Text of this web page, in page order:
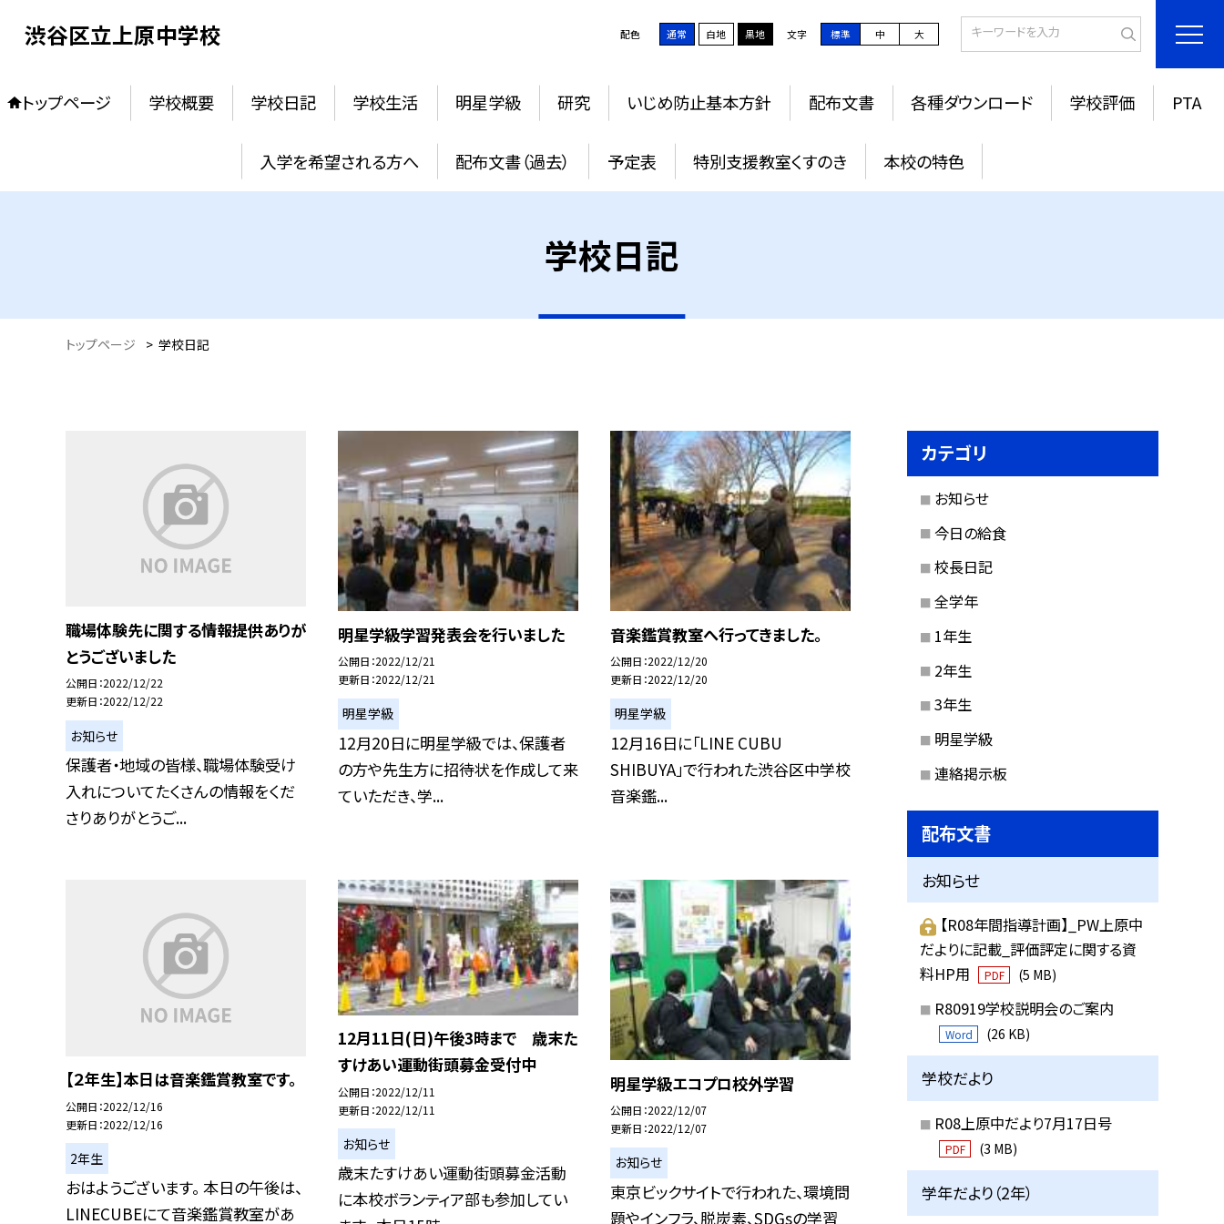
渋谷区立上原中学校 配色 通常 白地 黒地 文字 標準 中 大
トップページ 学校概要 学校日記 学校生活 明星学級 研究 いじめ防止基本方針 配布文書 各種ダウンロード 学校評価 PTA
入学を希望される方へ 配布文書（過去） 予定表 特別支援教室くすのき 本校の特色
学校日記
トップページ > 学校日記
職場体験先に関する情報提供ありが
とうございました
公開日 2022/12/22
更新日 2022/12/22
お知らせ
保護者・地域の皆様、職場体験受け
入れについてたくさんの情報をくだ
さりありがとうご...
明星学級学習発表会を行いました
公開日 2022/12/21
更新日 2022/12/21
明星学級
12月20日に明星学級では、保護者
の方や先生方に招待状を作成して来
ていただき、学...
音楽鑑賞教室へ行ってきました。
公開日 2022/12/20
更新日 2022/12/20
明星学級
12月16日に「LINE CUBU
SHIBUYA」で行われた渋谷区中学校
音楽鑑...
【２年生】本日は音楽鑑賞教室です。
公開日 2022/12/16
更新日 2022/12/16
2年生
おはようございます。 本日の午後は、
LINECUBEにて音楽鑑賞教室があ
12月11日(日)午後3時まで 歳末た
すけあい運動街頭募金受付中
公開日 2022/12/11
更新日 2022/12/11
お知らせ
歳末たすけあい運動街頭募金活動
に本校ボランティア部も参加してい
明星学級エコプロ校外学習
公開日 2022/12/07
更新日 2022/12/07
お知らせ
東京ビックサイトで行われた、環境問
題やインフラ、脱炭素、SDGsの学習
カテゴリ
お知らせ
今日の給食
校長日記
全学年
1年生
2年生
3年生
明星学級
連絡掲示板
配布文書
お知らせ
【R08年間指導計画】_PW上原中
だよりに記載_評価評定に関する資
料HP用
PDF (5 MB)
R80919学校説明会のご案内
Word (26 KB)
学校だより
R08上原中だより7月17日号
PDF (3 MB)
学年だより（2年）